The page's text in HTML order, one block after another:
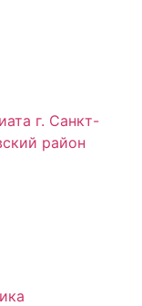
г. Санкт-
район